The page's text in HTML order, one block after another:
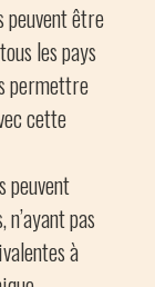
peuvent être
les pays
permettre
cette
peuvent
pas
à